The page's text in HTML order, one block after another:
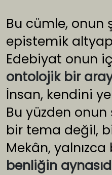
Bu cümle, onun
epistemik
Edebiyat onun
ontolojik bir
İnsan, kendini
Bu yüzden onun
bir tema değil,
Mekân,
benliğin